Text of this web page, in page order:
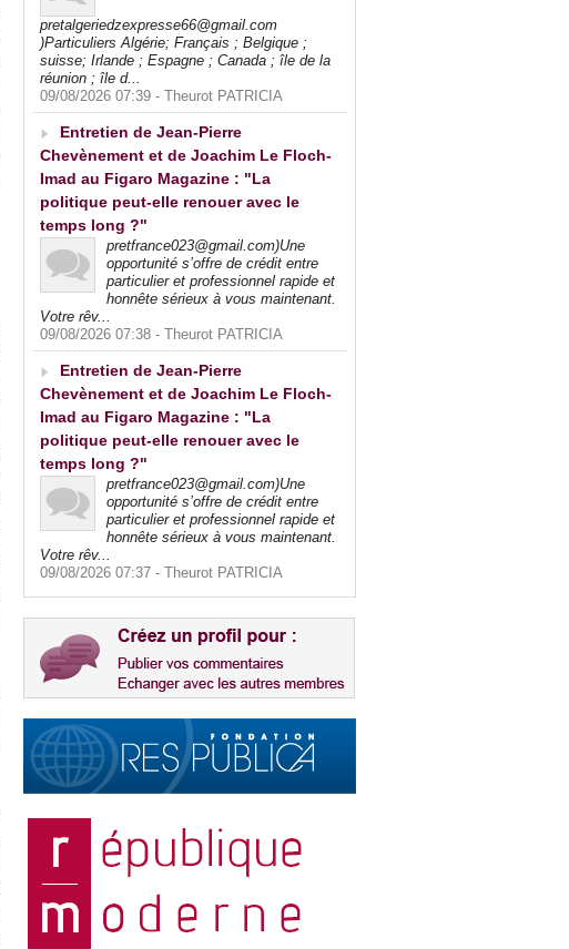
pretalgeriedzexpresse66@gmail.com
)Particuliers Algérie; Français ; Belgique ;
suisse; Irlande ; Espagne ; Canada ; île de la
réunion ; île d...
09/08/2026 07:39 - Theurot PATRICIA
Entretien de Jean-Pierre
Chevènement et de Joachim Le Floch-
Imad au Figaro Magazine : "La
politique peut-elle renouer avec le
temps long ?"
pretfrance023@gmail.com)Une
opportunité s’offre de crédit entre
particulier et professionnel rapide et
honnête sérieux à vous maintenant.
Votre rêv...
09/08/2026 07:38 - Theurot PATRICIA
Entretien de Jean-Pierre
Chevènement et de Joachim Le Floch-
Imad au Figaro Magazine : "La
politique peut-elle renouer avec le
temps long ?"
pretfrance023@gmail.com)Une
opportunité s’offre de crédit entre
particulier et professionnel rapide et
honnête sérieux à vous maintenant.
Votre rêv...
09/08/2026 07:37 - Theurot PATRICIA